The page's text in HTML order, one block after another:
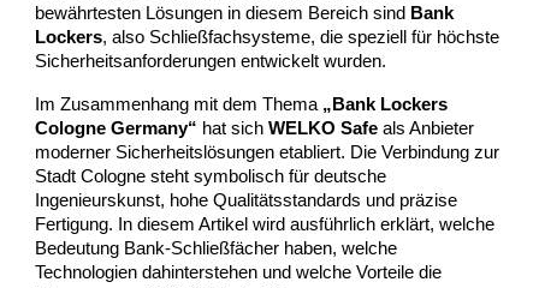
bewährtesten Lösungen in diesem Bereich sind Bank
Lockers, also Schließfachsysteme, die speziell für höchste
Sicherheitsanforderungen entwickelt wurden.
Im Zusammenhang mit dem Thema „Bank Lockers
Cologne Germany“ hat sichWELKO Safe als Anbieter
moderner Sicherheitslösungen etabliert. Die Verbindung zur
Stadt Cologne steht symbolisch für deutsche
Ingenieurskunst, hohe Qualitätsstandards und präzise
Fertigung. In diesem Artikel wird ausführlich erklärt, welche
Bedeutung Bank-Schließfächer haben, welche
Technologien dahinterstehen und welche Vorteile die